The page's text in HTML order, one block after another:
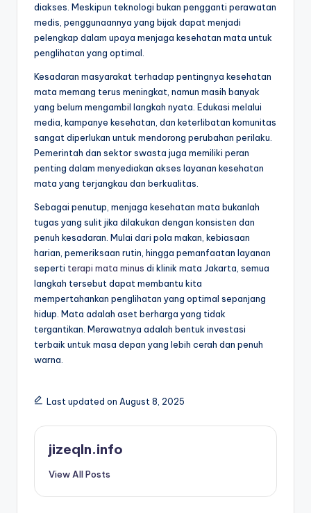
diakses. Meskipun teknologi bukan pengganti perawatan
medis, penggunaannya yang bijak dapat menjadi
pelengkap dalam upaya menjaga kesehatan mata untuk
penglihatan yang optimal.
Kesadaran masyarakat terhadap pentingnya kesehatan
mata memang terus meningkat, namun masih banyak
yang belum mengambil langkah nyata. Edukasi melalui
media, kampanye kesehatan, dan keterlibatan komunitas
sangat diperlukan untuk mendorong perubahan perilaku.
Pemerintah dan sektor swasta juga memiliki peran
penting dalam menyediakan akses layanan kesehatan
mata yang terjangkau dan berkualitas.
Sebagai penutup, menjaga kesehatan mata bukanlah
tugas yang sulit jika dilakukan dengan konsisten dan
penuh kesadaran. Mulai dari pola makan, kebiasaan
harian, pemeriksaan rutin, hingga pemanfaatan layanan
seperti terapi mata minus di klinik mata Jakarta, semua
langkah tersebut dapat membantu kita
mempertahankan penglihatan yang optimal sepanjang
hidup. Mata adalah aset berharga yang tidak
tergantikan. Merawatnya adalah bentuk investasi
terbaik untuk masa depan yang lebih cerah dan penuh
warna.
Last updated on August 8, 2025
jizeqln.info
View All Posts